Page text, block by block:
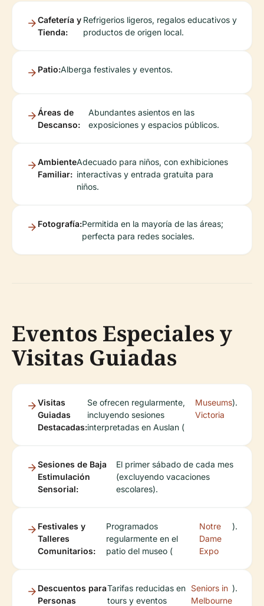
Cafetería y
Tienda:
Refrigerios ligeros, regalos educativos y
productos de origen local.
Patio:Alberga festivales y eventos.
Áreas de
Descanso:
Abundantes asientos en las
exposiciones y espacios públicos.
Ambiente
Familiar:
Adecuado para niños, con exhibiciones
interactivas y entrada gratuita para
niños.
Fotografía:Permitida en la mayoría de las áreas;
perfecta para redes sociales.
Eventos Especiales y
Visitas Guiadas
Visitas
Guiadas
Destacadas:
Se ofrecen regularmente,
incluyendo sesiones
interpretadas en Auslan (
Museums
Victoria
).
Sesiones de Baja
Estimulación
Sensorial:
El primer sábado de cada mes
(excluyendo vacaciones
escolares).
Festivales y
Talleres
Comunitarios:
Programados
regularmente en el
patio del museo (
Notre
Dame
Expo
).
Descuentos para
Personas
Tarifas reducidas en
tours y eventos
Seniors in
Melbourne
).